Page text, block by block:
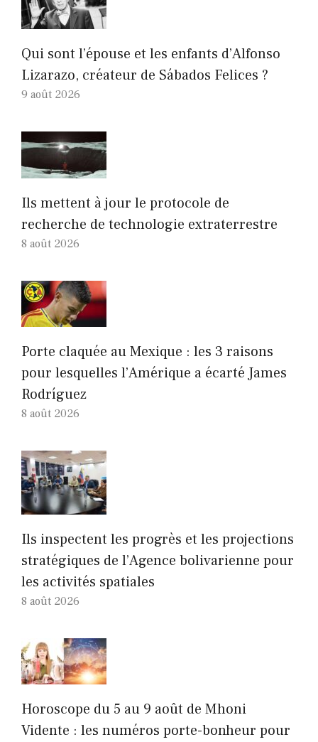
Qui sont l’épouse et les enfants d’Alfonso
Lizarazo, créateur de Sábados Felices ?
9 août 2026
Ils mettent à jour le protocole de
recherche de technologie extraterrestre
8 août 2026
Porte claquée au Mexique : les 3 raisons
pour lesquelles l’Amérique a écarté James
Rodríguez
8 août 2026
Ils inspectent les progrès et les projections
stratégiques de l’Agence bolivarienne pour
les activités spatiales
8 août 2026
Horoscope du 5 au 9 août de Mhoni
Vidente : les numéros porte-bonheur pour